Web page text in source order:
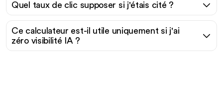
Quel taux de clic supposer si j'étais cité ?
Ce calculateur est-il utile uniquement si j'ai
zéro visibilité IA ?